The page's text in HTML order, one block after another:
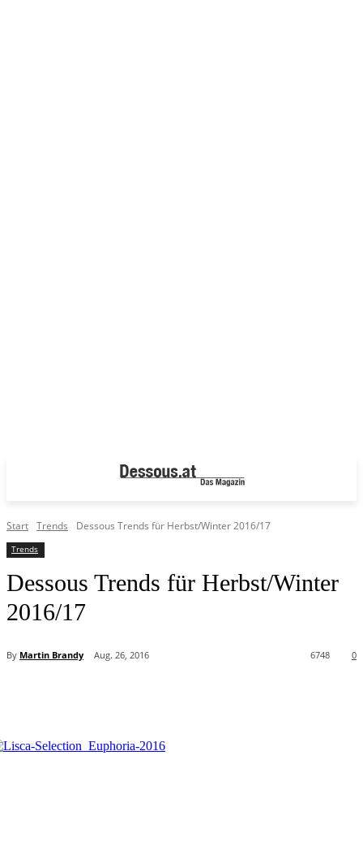
Start Trends Dessous Trends für Herbst/Winter 2016/17
Trends
Dessous Trends für Herbst/Winter
2016/17
By Martin Brandy Aug. 26, 2016 0
6748